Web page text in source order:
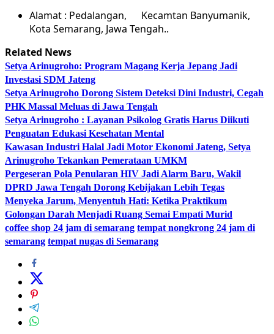
Alamat : Pedalangan, Kecamtan Banyumanik,
Kota Semarang, Jawa Tengah..
Related News
Setya Arinugroho: Program Magang Kerja Jepang Jadi
Investasi SDM Jateng
Setya Arinugroho Dorong Sistem Deteksi Dini Industri, Cegah
PHK Massal Meluas di Jawa Tengah
Setya Arinugroho : Layanan Psikolog Gratis Harus Diikuti
Penguatan Edukasi Kesehatan Mental
Kawasan Industri Halal Jadi Motor Ekonomi Jateng, Setya
Arinugroho Tekankan Pemerataan UMKM
Pergeseran Pola Penularan HIV Jadi Alarm Baru, Wakil
DPRD Jawa Tengah Dorong Kebijakan Lebih Tegas
Menyeka Jarum, Menyentuh Hati: Ketika Praktikum
Golongan Darah Menjadi Ruang Semai Empati Murid
coffee shop 24 jam di semarang tempat nongkrong 24 jam di
semarang tempat nugas di Semarang